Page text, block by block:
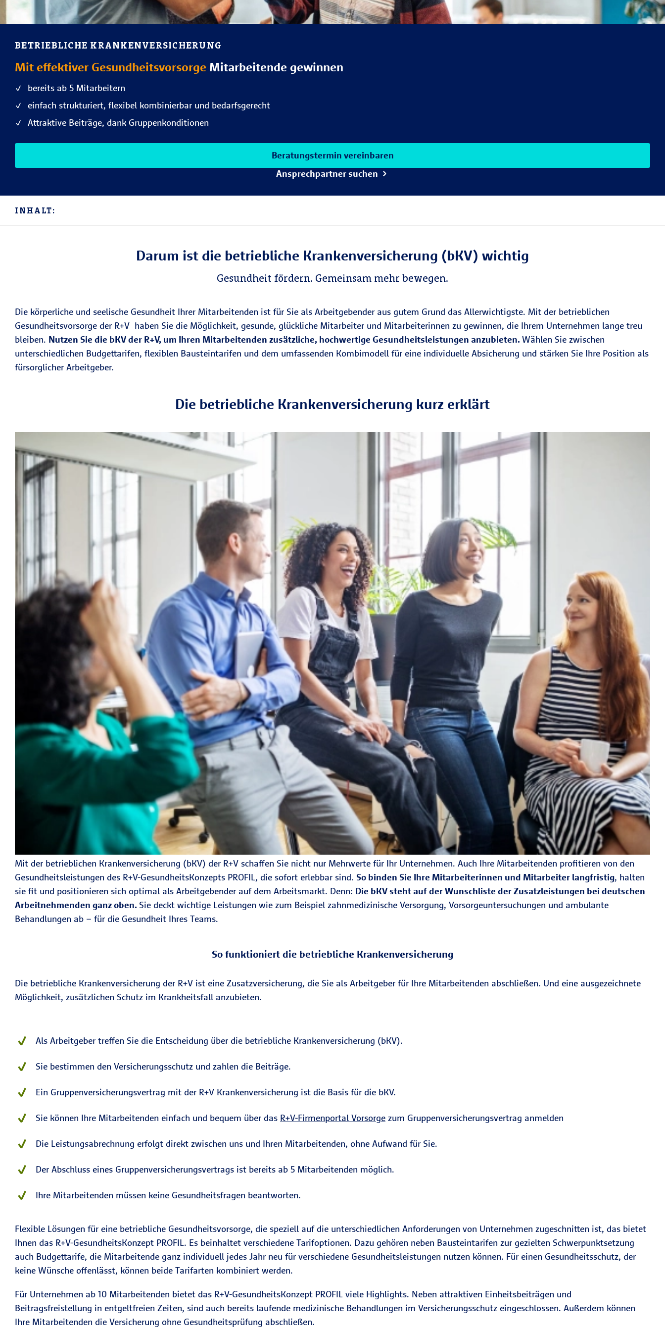
BETRIEBLICHE KRANKENVER­SICHERUNG
Mit effektiver Gesundheitsvorsorge Mitarbeitende gewinnen
bereits ab 5 Mitarbeitern
einfach strukturiert, flexibel kombinierbar und bedarfsgerecht
Attraktive Beiträge, dank Gruppenkonditionen
Beratungstermin vereinbaren
Ansprechpartner suchen
INHALT:
Darum ist die betriebliche Krankenversicherung (bKV) wichtig
Gesundheit fördern. Gemeinsam mehr bewegen.
Die körperliche und seelische Gesundheit Ihrer Mitarbeitenden ist für Sie als Arbeitgebender aus gutem Grund das Allerwichtigste. Mit der betrieblichen
Gesundheitsvorsorge der R+V haben Sie die Möglichkeit, gesunde, glückliche Mitarbeiter und Mitarbeiterinnen zu gewinnen, die Ihrem Unternehmen lange treu
bleiben. Nutzen Sie die bKV der R+V, um Ihren Mitarbeitenden zusätzliche, hochwertige Gesundheitsleistungen anzubieten. Wählen Sie zwischen
unterschiedlichen Budgettarifen, flexiblen Bausteintarifen und dem umfassenden Kombimodell für eine individuelle Absicherung und stärken Sie Ihre Position als
fürsorglicher Arbeitgeber.
Die betriebliche Krankenversicherung kurz erklärt
Mit der betrieblichen Krankenversicherung (bKV) der R+V schaffen Sie nicht nur Mehrwerte für Ihr Unternehmen. Auch Ihre Mitarbeitenden profitieren von den
Gesundheitsleistungen des R+V-Gesund­heits­Kon­zepts PROFIL, die sofort erlebbar sind. So binden Sie Ihre Mitarbeiterinnen und Mitarbeiter langfristig, halten
sie fit und positionieren sich optimal als Arbeitgebender auf dem Arbeitsmarkt. Denn: Die bKV steht auf der Wunschliste der Zusatzleistungen bei deutschen
Arbeitnehmenden ganz oben. Sie deckt wichtige Leistungen wie zum Beispiel zahnmedizinische Versorgung, Vorsorgeuntersuchungen und ambulante
Behandlungen ab – für die Gesundheit Ihres Teams.
So funktioniert die betriebliche Krankenversicherung
Die betriebliche Krankenversicherung der R+V ist eine Zusatzversicherung, die Sie als Arbeitgeber für Ihre Mitarbeitenden abschließen. Und eine ausgezeichnete
Möglichkeit, zusätzlichen Schutz im Krankheitsfall anzubieten.
Als Arbeitgeber treffen Sie die Entscheidung über die betriebliche Krankenversicherung (bKV).
Sie bestimmen den Versicherungsschutz und zahlen die Beiträge.
Ein Gruppenversicherungsvertrag mit der R+V Krankenversicherung ist die Basis für die bKV.
Sie können Ihre Mitarbeitenden einfach und bequem über das R+V-Firmenportal Vorsorge zum Gruppenversicherungsvertrag anmelden
Die Leistungsabrechnung erfolgt direkt zwischen uns und Ihren Mitarbeitenden, ohne Aufwand für Sie.
Der Abschluss eines Gruppenversicherungsvertrags ist bereits ab 5 Mitarbeitenden möglich.
Ihre Mitarbeitenden müssen keine Gesundheitsfragen beantworten.
Flexible Lösungen für eine betriebliche Gesundheitsvorsorge, die speziell auf die unterschiedlichen Anforderungen von Unternehmen zugeschnitten ist, das bietet
Ihnen das R+V-Gesund­heits­Kon­zept PROFIL. Es beinhaltet verschiedene Tarifoptionen. Dazu gehören neben Bausteintarifen zur gezielten Schwerpunktsetzung
auch Budgettarife, die Mitarbeitende ganz individuell jedes Jahr neu für verschiedene Gesundheitsleistungen nutzen können. Für einen Gesundheitsschutz, der
keine Wünsche offenlässt, können beide Tarifarten kombiniert werden.
Für Unternehmen ab 10 Mitarbeitenden bietet das R+V-Gesund­heits­Kon­zept PROFIL viele Highlights. Neben attraktiven Einheitsbeiträgen und
Beitragsfreistellung in entgeltfreien Zeiten, sind auch bereits laufende medizinische Behandlungen im Versicherungsschutz eingeschlossen. Außerdem können
Ihre Mitarbeitenden die Versicherung ohne Gesundheitsprüfung abschließen.